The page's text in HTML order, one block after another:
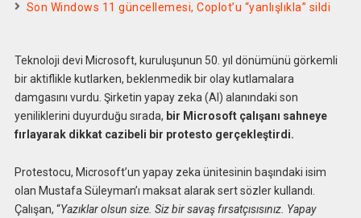
Son Windows 11 güncellemesi, Coplot’u “yanlışlıkla” sildi
Teknoloji devi Microsoft, kuruluşunun 50. yıl dönümünü görkemli
bir aktiflikle kutlarken, beklenmedik bir olay kutlamalara
damgasını vurdu. Şirketin yapay zeka (AI) alanındaki son
yeniliklerini duyurduğu sırada, bir Microsoft çalışanı sahneye
fırlayarak dikkat cazibeli bir protesto gerçekleştirdi.
Protestocu, Microsoft’un yapay zeka ünitesinin başındaki isim
olan Mustafa Süleyman’ı maksat alarak sert sözler kullandı.
Çalışan, “Yazıklar olsun size. Siz bir savaş fırsatçısısınız. Yapay